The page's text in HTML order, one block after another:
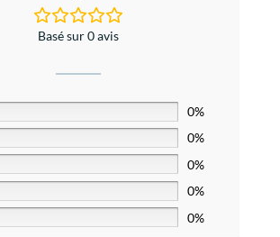
Basé sur 0 avis
0%
0%
0%
0%
0%